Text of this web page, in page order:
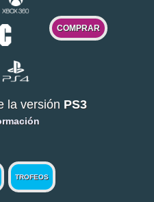
COMPRAR
la versión PS3
TROFEOS